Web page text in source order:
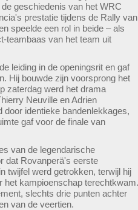
geschiedenis van het WRC
prestatie tijdens de Rally van
speelde een rol in beide – als
teambaas van het team uit
leiding in de openingsrit en gaf
Hij bouwde zijn voorsprong het
zaterdag werd het drama
Neuville en Adrien
identieke bandenlekkages,
gaf voor de finale van
van de legendarische
dat Rovanperä's eerste
twijfel werd getrokken, terwijl hij
het kampioenschap terechtkwam.
slechts drie punten achter
van de veertien.